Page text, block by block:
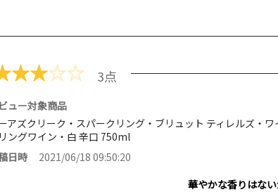
★★☆☆ 3点
ュー対象商品
アズクリーク・スパークリング・ブリュット ティレルズ・
ングワイン・白 辛口 750ml
日時
2021/06/18 09:50:20
華やかな香りはな